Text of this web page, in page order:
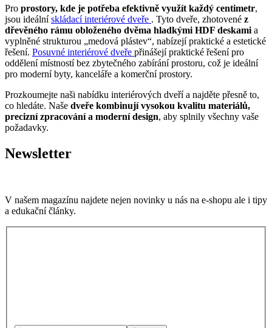
Pro prostory, kde je potřeba efektivně využít každý centimetr,
jsou ideálnískládací interiérové dveře . Tyto dveře, zhotovené z
dřevěného rámu obloženého dvěma hladkými HDF deskami a
vyplněné strukturou „medová plástev“, nabízejí praktické a estetické
řešení. Posuvné interiérové dveře přinášejí praktické řešení pro
oddělení místností bez zbytečného zabírání prostoru, což je ideální
pro moderní byty, kanceláře a komerční prostory.
Prozkoumejte naši nabídku interiérových dveří a najděte přesně to,
co hledáte. Naše dveře kombinují vysokou kvalitu materiálů,
precizní zpracování a moderní design, aby splnily všechny vaše
požadavky.
Newsletter
V našem magazínu najdete nejen novinky u nás na e-shopu ale i tipy
a edukační články.